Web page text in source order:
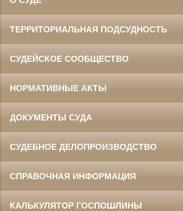
ТЕРРИТОРИАЛЬНАЯ ПОДСУДНОСТЬ
СУДЕЙСКОЕ СООБЩЕСТВО
НОРМАТИВНЫЕ АКТЫ
ДОКУМЕНТЫ СУДА
СУДЕБНОЕ ДЕЛОПРОИЗВОДСТВО
СПРАВОЧНАЯ ИНФОРМАЦИЯ
КАЛЬКУЛЯТОР ГОСПОШЛИНЫ